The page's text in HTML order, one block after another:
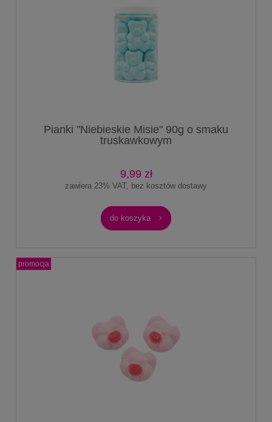
Pianki "Niebieskie Misie" 90g o smaku
truskawkowym
9,99 zł
zawiera 23% VAT, bez kosztów dostawy
do koszyka
promocja